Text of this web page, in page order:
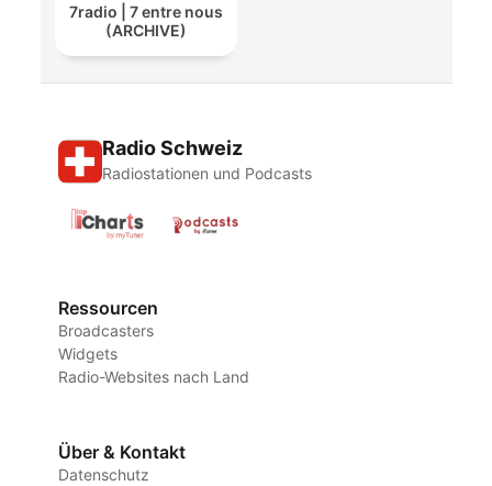
7radio | 7 entre nous
(ARCHIVE)
Radio Schweiz
Radiostationen und Podcasts
Ressourcen
Broadcasters
Widgets
Radio-Websites nach Land
Über & Kontakt
Datenschutz